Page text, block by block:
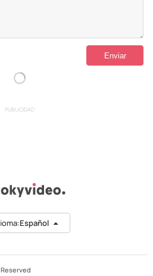
PUBLICIDAD
Español